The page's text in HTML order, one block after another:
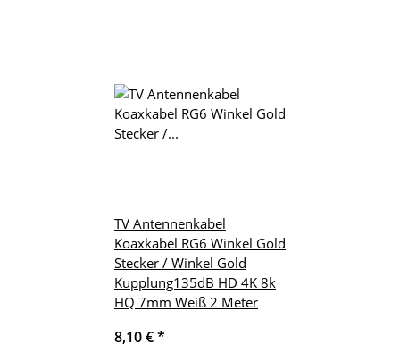
TV Antennenkabel
Koaxkabel RG6 Winkel Gold
Stecker / Winkel Gold
Kupplung135dB HD 4K 8k
HQ 7mm Weiß 2 Meter
8,10 €*